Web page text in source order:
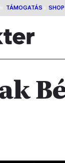
TÁMOGATÁS SHOP